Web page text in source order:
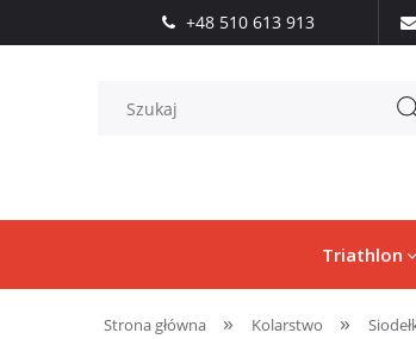
+48 510 613 913
Triathlon
Strona główna » Kolarstwo »